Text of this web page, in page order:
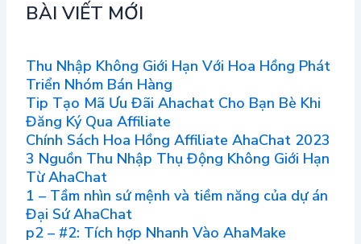
BÀI VIẾT MỚI
Thu Nhập Không Giới Hạn Với Hoa Hồng Phát
Triển Nhóm Bán Hàng
Tip Tạo Mã Ưu Đãi Ahachat Cho Bạn Bè Khi
Đăng Ký Qua Affiliate
Chính Sách Hoa Hồng Affiliate AhaChat 2023
3 Nguồn Thu Nhập Thụ Động Không Giới Hạn
Từ AhaChat
1 – Tầm nhìn sứ mệnh và tiềm năng của dự án
Đại Sứ AhaChat
p2 – #2: Tích hợp Nhanh Vào AhaMake